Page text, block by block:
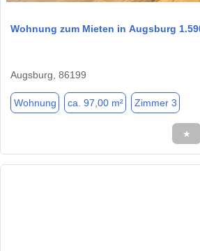
Wohnung zum Mieten in Augsburg
Augsburg, 86199
Wohnung ca. 97,00 m² Zimmer 3
★